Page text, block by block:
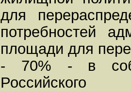
для
потребностей
площади для
- 70% - в
Российского